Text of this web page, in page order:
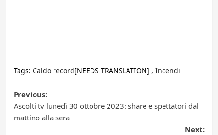
Tags: Caldo record[NEEDS TRANSLATION] , Incendi
Post
navigation
Previous:
Ascolti tv lunedì 30 ottobre 2023: share e spettatori dal
mattino alla sera
Next: